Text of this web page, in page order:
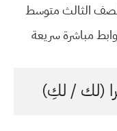
متوسط للعام 2022 , الصف الثالث متوسط
(لك / لكِ)